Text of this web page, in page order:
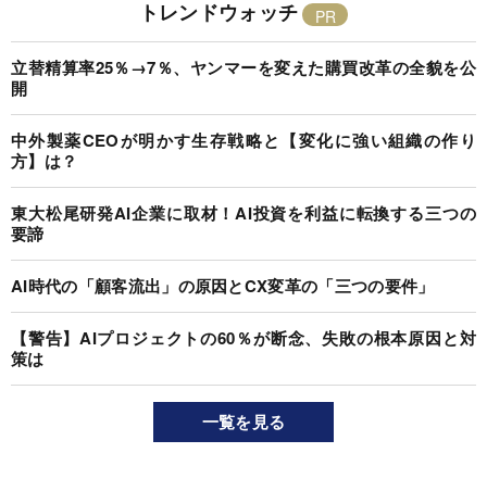
トレンドウォッチ
立替精算率25％→7％、ヤンマーを変えた購買改革の全貌を公
開
中外製薬CEOが明かす生存戦略と【変化に強い組織の作り
方】は？
東大松尾研発AI企業に取材！AI投資を利益に転換する三つの
要諦
AI時代の「顧客流出」の原因とCX変革の「三つの要件」
【警告】AIプロジェクトの60％が断念、失敗の根本原因と対
策は
一覧を見る